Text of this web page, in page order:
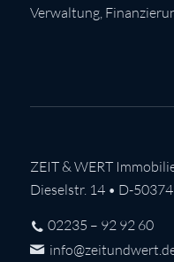
Verwaltung,
ZEIT & WERT
Dieselstr. 14 • D-
02235 – 92 92 60